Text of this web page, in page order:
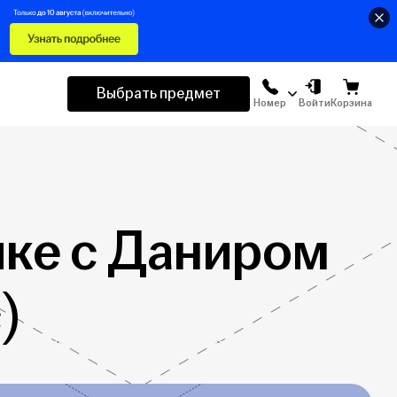
Выбрать предмет
Номер ВойтиКорзина
с Даниром